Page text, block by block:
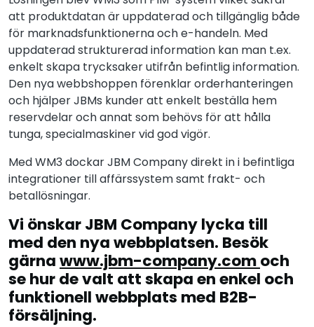
att produktdatan är uppdaterad och tillgänglig både
för marknadsfunktionerna och e-handeln. Med
uppdaterad strukturerad information kan man t.ex.
enkelt skapa trycksaker utifrån befintlig information.
Den nya webbshoppen förenklar orderhanteringen
och hjälper JBMs kunder att enkelt beställa hem
reservdelar och annat som behövs för att hålla
tunga, specialmaskiner vid god vigör.
Med WM3 dockar JBM Company direkt in i befintliga
integrationer till affärssystem samt frakt- och
betallösningar.
Vi önskar JBM Company lycka till
med den nya webbplatsen. Besök
gärnawww.jbm-company.comoch
se hur de valt att skapa en enkel och
funktionell webbplats med B2B-
försäljning.